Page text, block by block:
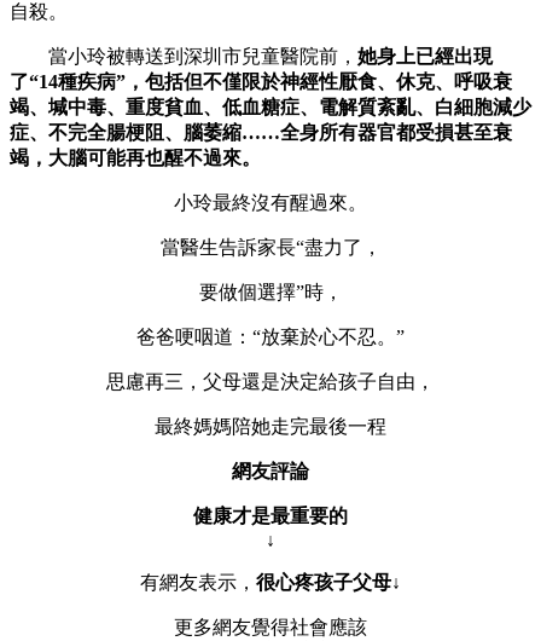
自殺。
當小玲被轉送到深圳市兒童醫院前， 她身上已經出現
了“14種疾病”，包括但不僅限於神經性厭食、休克、呼吸衰
竭、堿中毒、重度貧血、低血糖症、電解質紊亂、白細胞減少
症、不完全腸梗阻、腦萎縮……全身所有器官都受損甚至衰
竭，大腦可能再也醒不過來。
小玲最終沒有醒過來。
當醫生告訴家長“盡力了，
要做個選擇”時，
爸爸哽咽道：“放棄於心不忍。”
思慮再三，父母還是決定給孩子自由，
最終媽媽陪她走完最後一程
網友評論
健康才是最重要的
↓
有網友表示， 很心疼孩子父母↓
更多網友覺得社會應該